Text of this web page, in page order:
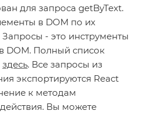
для запроса getByText.
в DOM по их
- это инструменты
DOM. Полный список
здесь. Все запросы из
экспортируются React
к методам
Вы можете